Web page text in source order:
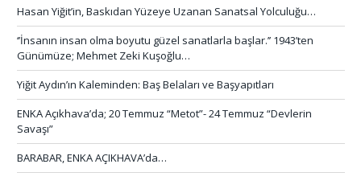
Hasan Yiğit’in, Baskıdan Yüzeye Uzanan Sanatsal Yolculuğu…
‘’İnsanın insan olma boyutu güzel sanatlarla başlar.’’ 1943’ten
Günümüze; Mehmet Zeki Kuşoğlu…
Yiğit Aydın’ın Kaleminden: Baş Belaları ve Başyapıtları
ENKA Açıkhava’da; 20 Temmuz “Metot”- 24 Temmuz “Devlerin
Savaşı”
BARABAR, ENKA AÇIKHAVA’da…